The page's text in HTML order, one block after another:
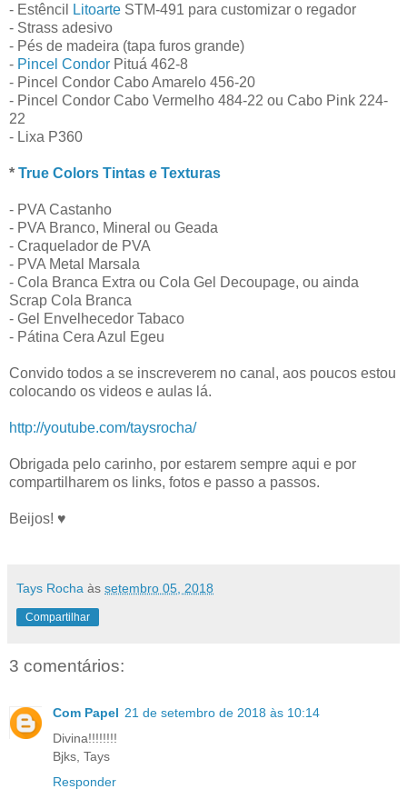
- Estêncil
Litoarte STM-491 para customizar o regador
- Strass adesivo
- Pés de madeira (tapa furos grande)
- Pincel Condor Pituá 462-8
- Pincel Condor Cabo Amarelo 456-20
- Pincel Condor Cabo Vermelho 484-22 ou Cabo Pink 224-
22
- Lixa P360
* True Colors Tintas e Texturas
- PVA Castanho
- PVA Branco, Mineral ou Geada
- Craquelador de PVA
- PVA Metal Marsala
- Cola Branca Extra ou Cola Gel Decoupage, ou ainda
Scrap Cola Branca
- Gel Envelhecedor Tabaco
- Pátina Cera Azul Egeu
Convido todos a se inscreverem no canal, aos poucos estou
colocando os videos e aulas lá.
http://youtube.com/taysrocha/
Obrigada pelo carinho, por estarem sempre aqui e por
compartilharem os links, fotos e passo a passos.
Beijos! ♥
Tays Rocha às setembro 05, 2018
Compartilhar
3 comentários:
Com Papel 21 de setembro de 2018 às 10:14
Divina!!!!!!!!
Bjks, Tays
Responder